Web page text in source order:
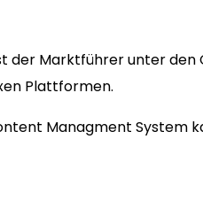
der Marktführer unter
Plattformen.
Managment System